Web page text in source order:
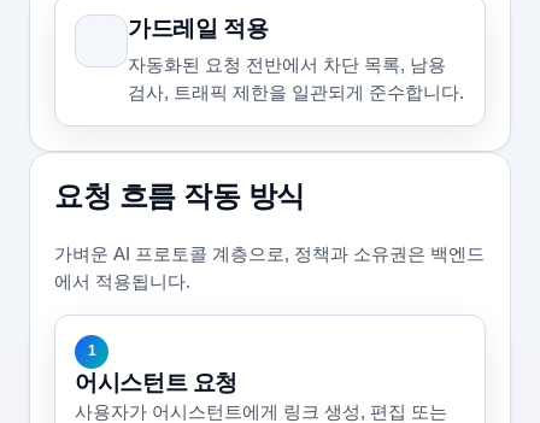
가드레일 적용
자동화된 요청 전반에서 차단 목록, 남용
검사, 트래픽 제한을 일관되게 준수합니다.
요청 흐름 작동 방식
가벼운 AI 프로토콜 계층으로, 정책과 소유권은 백엔드
에서 적용됩니다.
1
어시스턴트 요청
사용자가 어시스턴트에게 링크 생성, 편집 또는